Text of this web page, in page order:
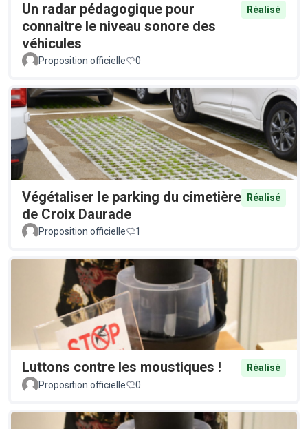
Un radar pédagogique pour
connaitre le niveau sonore des
véhicules
Réalisé
Proposition officielle 0
Végétaliser le parking du cimetière
de Croix Daurade
Réalisé
Proposition officielle 1
Luttons contre les moustiques !
Réalisé
Proposition officielle
0